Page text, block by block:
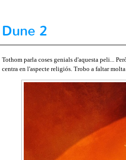
Dune 2
Tothom parla coses genials d'aquesta peli...
centra en l'aspecte religiós. Trobo a faltar